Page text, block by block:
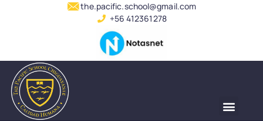
the.pacific.school@gmail.com
+56 412361278